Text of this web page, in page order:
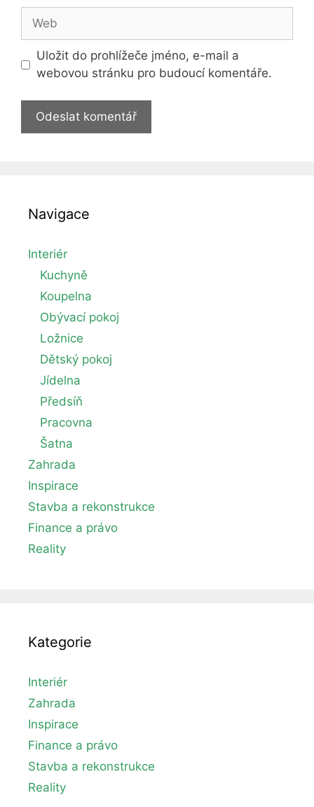
Web
Uložit do prohlížeče jméno, e-mail a
webovou stránku pro budoucí komentáře.
Navigace
Interiér
Kuchyně
Koupelna
Obývací pokoj
Ložnice
Dětský pokoj
Jídelna
Předsíň
Pracovna
Šatna
Zahrada
Inspirace
Stavba a rekonstrukce
Finance a právo
Reality
Kategorie
Interiér
Zahrada
Inspirace
Finance a právo
Stavba a rekonstrukce
Reality